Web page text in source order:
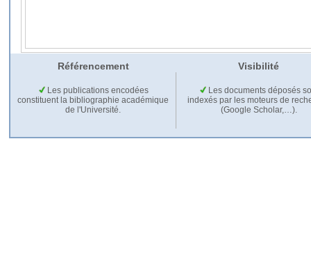
Référencement Visibilité
Les publications encodées
constituent la bibliographie académique
de l'Université.
Les documents déposés
indexés par les moteurs de
(Google Scholar,…).